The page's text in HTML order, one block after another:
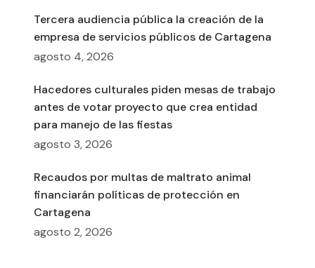
Tercera audiencia pública la creación de la
empresa de servicios públicos de Cartagena
agosto 4, 2026
Hacedores culturales piden mesas de trabajo
antes de votar proyecto que crea entidad
para manejo de las fiestas
agosto 3, 2026
Recaudos por multas de maltrato animal
financiarán políticas de protección en
Cartagena
agosto 2, 2026